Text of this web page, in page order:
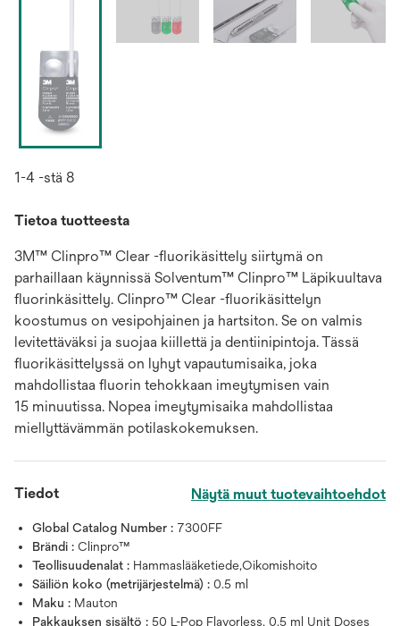
1-4 -stä 8
Tietoa tuotteesta
3M™ Clinpro™ Clear -fluorikäsittely siirtymä on
parhaillaan käynnissä Solventum™ Clinpro™ Läpikuultava
fluorinkäsittely. Clinpro™ Clear -fluorikäsittelyn
koostumus on vesipohjainen ja hartsiton. Se on valmis
levitettäväksi ja suojaa kiillettä ja dentiinipintoja. Tässä
fluorikäsittelyssä on lyhyt vapautumisaika, joka
mahdollistaa fluorin tehokkaan imeytymisen vain
15 minuutissa. Nopea imeytymisaika mahdollistaa
miellyttävämmän potilaskokemuksen.
Tiedot Näytä muut tuotevaihtoehdot
Global Catalog Number : 7300FF
Brändi : Clinpro™
Teollisuudenalat : Hammaslääketiede,Oikomishoito
Säiliön koko (metrijärjestelmä) : 0.5 ml
Maku : Mauton
Pakkauksen sisältö : 50 L-Pop Flavorless, 0.5 ml Unit Doses